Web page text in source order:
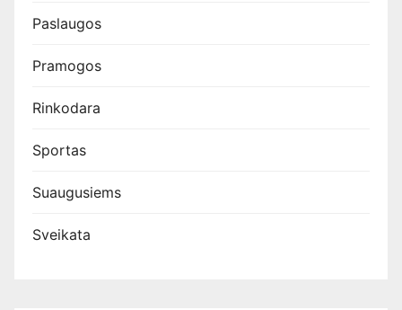
Paslaugos
Pramogos
Rinkodara
Sportas
Suaugusiems
Sveikata